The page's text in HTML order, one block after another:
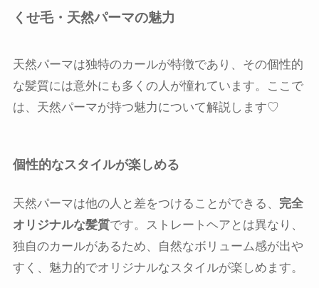
くせ毛・天然パーマの魅力
天然パーマは独特のカールが特徴であり、その個性的
な髪質には意外にも多くの人が憧れています。ここで
は、天然パーマが持つ魅力について解説します♡
個性的なスタイルが楽しめる
天然パーマは他の人と差をつけることができる、 完全
オリジナルな髪質です。ストレートヘアとは異なり、
独自のカールがあるため、自然なボリューム感が出や
すく、魅力的でオリジナルなスタイルが楽しめます。